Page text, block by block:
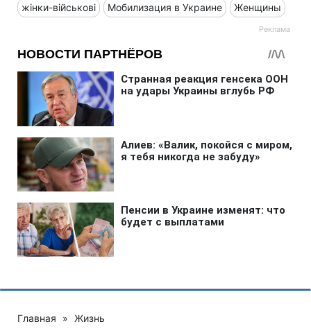
жінки-військові Мобилизация в Украине Женщины
Главная » Жизнь